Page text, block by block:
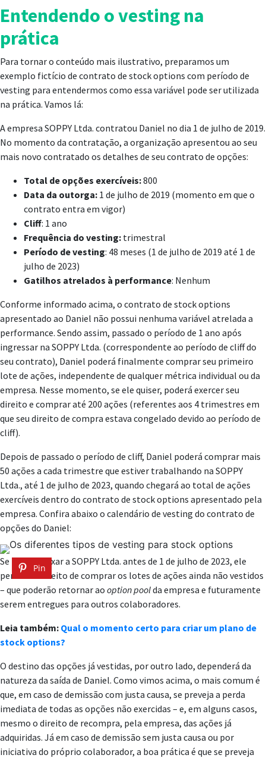
Entendendo o vesting na
prática
Para tornar o conteúdo mais ilustrativo, preparamos um
exemplo fictício de contrato de stock options com período de
vesting para entendermos como essa variável pode ser utilizada
na prática. Vamos lá:
A empresa SOPPY Ltda. contratou Daniel no dia 1 de julho de 2019.
No momento da contratação, a organização apresentou ao seu
mais novo contratado os detalhes de seu contrato de opções:
Total de opções exercíveis:800
Data da outorga: 1 de julho de 2019 (momento em que o
contrato entra em vigor)
Cliff: 1 ano
Frequência do vesting: trimestral
Período de vesting: 48 meses (1 de julho de 2019 até 1 de
julho de 2023)
Gatilhos atrelados à performance: Nenhum
Conforme informado acima, o contrato de stock options
apresentado ao Daniel não possui nenhuma variável atrelada a
performance. Sendo assim, passado o período de 1 ano após
ingressar na SOPPY Ltda. (correspondente ao período de cliff do
seu contrato), Daniel poderá finalmente comprar seu primeiro
lote de ações, independente de qualquer métrica individual ou da
empresa. Nesse momento, se ele quiser, poderá exercer seu
direito e comprar até 200 ações (referentes aos 4 trimestres em
que seu direito de compra estava congelado devido ao período de
cliff).
Depois de passado o período de cliff, Daniel poderá comprar mais
50 ações a cada trimestre que estiver trabalhando na SOPPY
Ltda., até 1 de julho de 2023, quando chegará ao total de ações
exercíveis dentro do contrato de stock options apresentado pela
empresa. Confira abaixo o calendário de vesting do contrato de
opções do Daniel:
Pin
Se Daniel deixar a SOPPY Ltda. antes de 1 de julho de 2023, ele
perderá o direito de comprar os lotes de ações ainda não vestidos
– que poderão retornar ao option poolda empresa e futuramente
serem entregues para outros colaboradores.
Leia também: Qual o momento certo para criar um plano de
stock options?
O destino das opções já vestidas, por outro lado, dependerá da
natureza da saída de Daniel. Como vimos acima, o mais comum é
que, em caso de demissão com justa causa, se preveja a perda
imediata de todas as opções não exercidas – e, em alguns casos,
mesmo o direito de recompra, pela empresa, das ações já
adquiridas. Já em caso de demissão sem justa causa ou por
iniciativa do próprio colaborador, a boa prática é que se preveja